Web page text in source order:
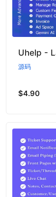
Uhelp -
源码
$4.90